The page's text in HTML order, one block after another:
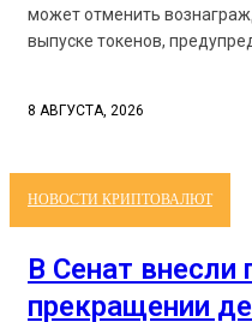
может отменить
выпуске токенов,
8 АВГУСТА, 2026
НОВОСТИ КРИПТОВАЛЮТ
В Сенат
прекращении